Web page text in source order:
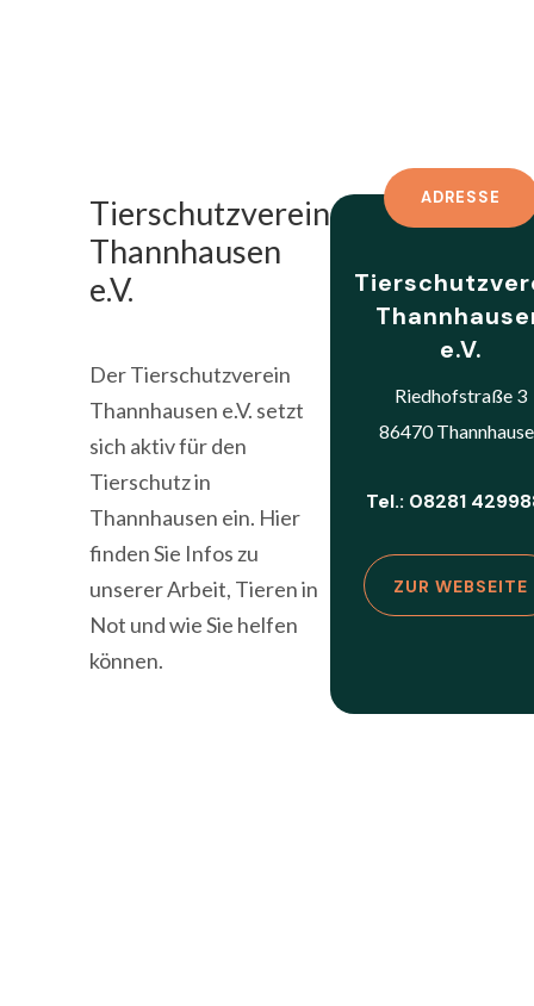
Tierschutzverein
Thannhausen
e.V.
Der Tierschutzverein
Thannhausen e.V. setzt
sich aktiv für den
Tierschutz in
Thannhausen ein. Hier
finden Sie Infos zu
unserer Arbeit, Tieren in
Not und wie Sie helfen
können.
ADRESSE
e.V.
Riedhofstraße 3
86470
Tel.: 08281
ZUR WEBSEITE